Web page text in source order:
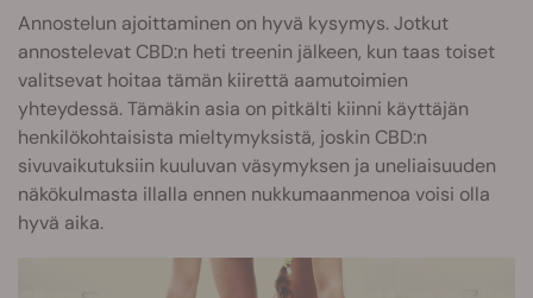
Annostelun ajoittaminen on hyvä kysymys. Jotkut
annostelevat CBD:n heti treenin jälkeen, kun taas toiset
valitsevat hoitaa tämän kiirettä aamutoimien
yhteydessä. Tämäkin asia on pitkälti kiinni käyttäjän
henkilökohtaisista mieltymyksistä, joskin CBD:n
sivuvaikutuksiin kuuluvan väsymyksen ja uneliaisuuden
näkökulmasta illalla ennen nukkumaanmenoa voisi olla
hyvä aika.